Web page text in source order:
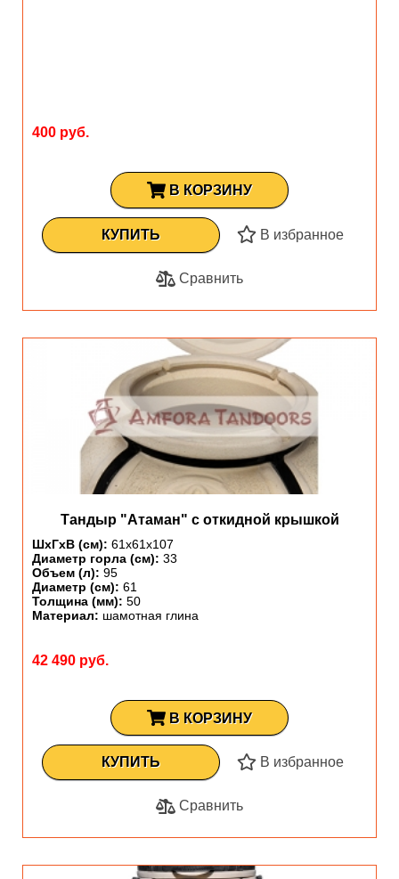
400 руб.
В КОРЗИНУ
КУПИТЬ В избранное
Сравнить
Тандыр "Атаман" с откидной крышкой
ШхГхВ (см): 61х61х107
Диаметр горла (см): 33
Объем (л): 95
Диаметр (см): 61
Толщина (мм): 50
Материал: шамотная глина
42 490 руб.
В КОРЗИНУ
КУПИТЬ В избранное
Сравнить